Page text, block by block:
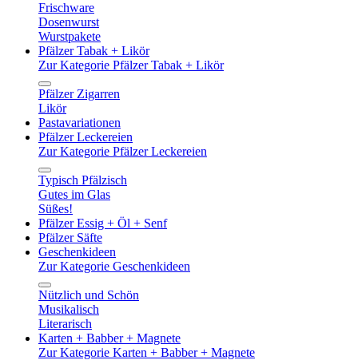
Frischware
Dosenwurst
Wurstpakete
Pfälzer Tabak + Likör
Zur Kategorie Pfälzer Tabak + Likör
Pfälzer Zigarren
Likör
Pastavariationen
Pfälzer Leckereien
Zur Kategorie Pfälzer Leckereien
Typisch Pfälzisch
Gutes im Glas
Süßes!
Pfälzer Essig + Öl + Senf
Pfälzer Säfte
Geschenkideen
Zur Kategorie Geschenkideen
Nützlich und Schön
Musikalisch
Literarisch
Karten + Babber + Magnete
Zur Kategorie Karten + Babber + Magnete